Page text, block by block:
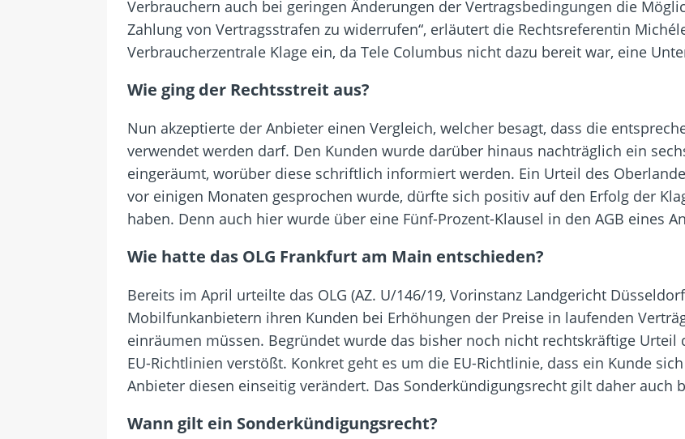
Verbrauchern auch bei geringen Änderungen der Vertragsbedingungen die
Zahlung von Vertragsstrafen zu widerrufen“, erläutert die Rechtsreferentin
Verbraucherzentrale Klage ein, da Tele Columbus nicht dazu bereit war, eine
Wie ging der Rechtsstreit aus?
Nun akzeptierte der Anbieter einen Vergleich, welcher besagt, dass die
verwendet werden darf. Den Kunden wurde darüber hinaus nachträglich ein
eingeräumt, worüber diese schriftlich informiert werden. Ein Urteil des
vor einigen Monaten gesprochen wurde, dürfte sich positiv auf den Erfolg der
haben. Denn auch hier wurde über eine Fünf-Prozent-Klausel in den AGB eines
Wie hatte das OLG Frankfurt am Main entschieden?
Bereits im April urteilte das OLG (AZ. U/146/19, Vorinstanz Landgericht
Mobilfunkanbietern ihren Kunden bei Erhöhungen der Preise in laufenden
einräumen müssen. Begründet wurde das bisher noch nicht rechtskräftige Urteil
EU-Richtlinien verstößt. Konkret geht es um die EU-Richtlinie, dass ein Kunde
Anbieter diesen einseitig verändert. Das Sonderkündigungsrecht gilt daher auch
Wann gilt ein Sonderkündigungsrecht?